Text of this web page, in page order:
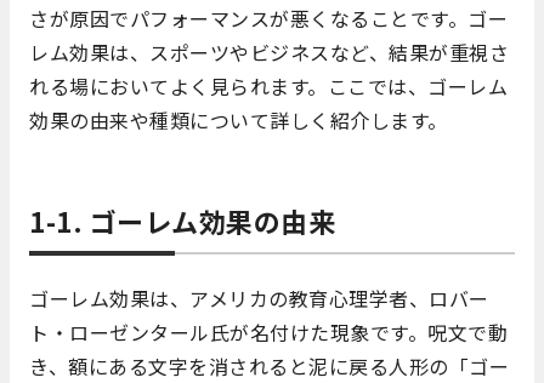
さが原因でパフォーマンスが悪くなることです。ゴー
レム効果は、スポーツやビジネスなど、結果が重視さ
れる場においてよく見られます。ここでは、ゴーレム
効果の由来や種類について詳しく紹介します。
1-1. ゴーレム効果の由来
ゴーレム効果は、アメリカの教育心理学者、ロバー
ト・ローゼンタール氏が名付けた現象です。呪文で動
き、額にある文字を消されると泥に戻る人形の「ゴー